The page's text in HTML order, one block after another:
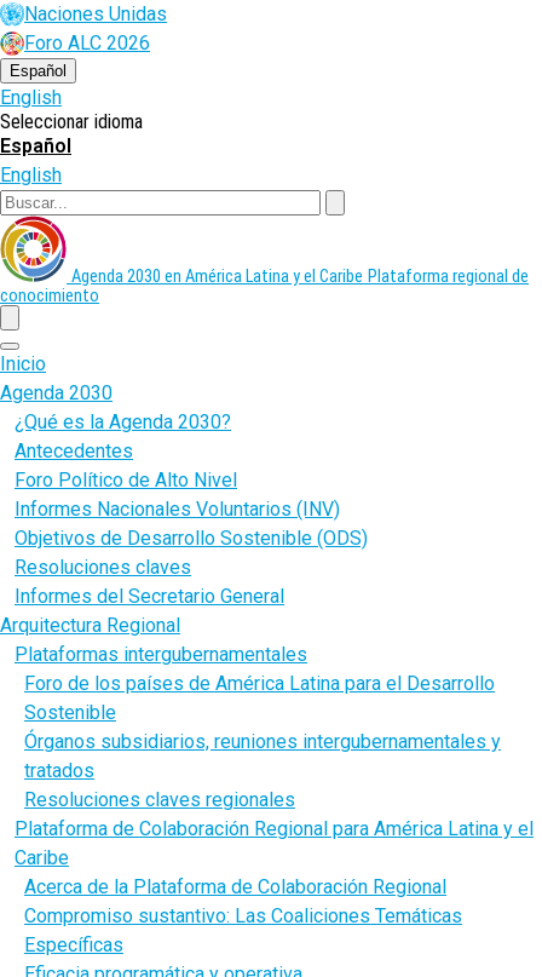
Pasar
al
contenido
principal
Naciones Unidas
Foro ALC 2026
Español
English
Seleccionar idioma
Español
English
Agenda 2030 en América Latina y el Caribe Plataforma regional de
conocimiento
menu
Inicio
Agenda 2030
¿Qué es la Agenda 2030?
Antecedentes
Foro Político de Alto Nivel
Informes Nacionales Voluntarios (INV)
Objetivos de Desarrollo Sostenible (ODS)
Resoluciones claves
Informes del Secretario General
Arquitectura Regional
Plataformas intergubernamentales
Foro de los países de América Latina para el Desarrollo
Sostenible
Órganos subsidiarios, reuniones intergubernamentales y
tratados
Resoluciones claves regionales
Plataforma de Colaboración Regional para América Latina y el
Caribe
Acerca de la Plataforma de Colaboración Regional
Compromiso sustantivo: Las Coaliciones Temáticas
Específicas